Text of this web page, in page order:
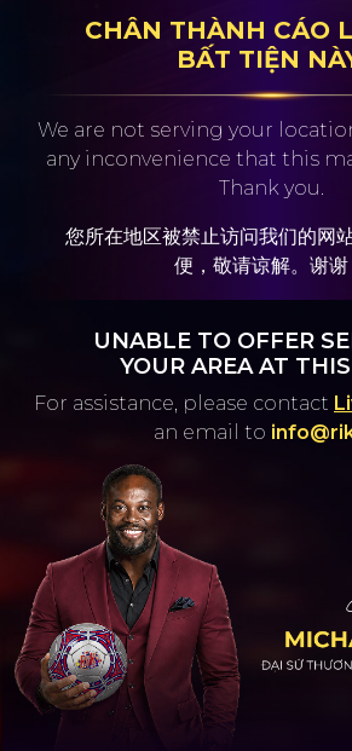
CHÂN THÀNH CÁO
BẤT TIỆN
We are not serving your
any inconvenience that this
Thank you.
您所在地区被禁止访问我们的网
便，敬请谅解。谢谢
UNABLE TO OFFER
YOUR AREA AT
For assistance, please contact
an email to